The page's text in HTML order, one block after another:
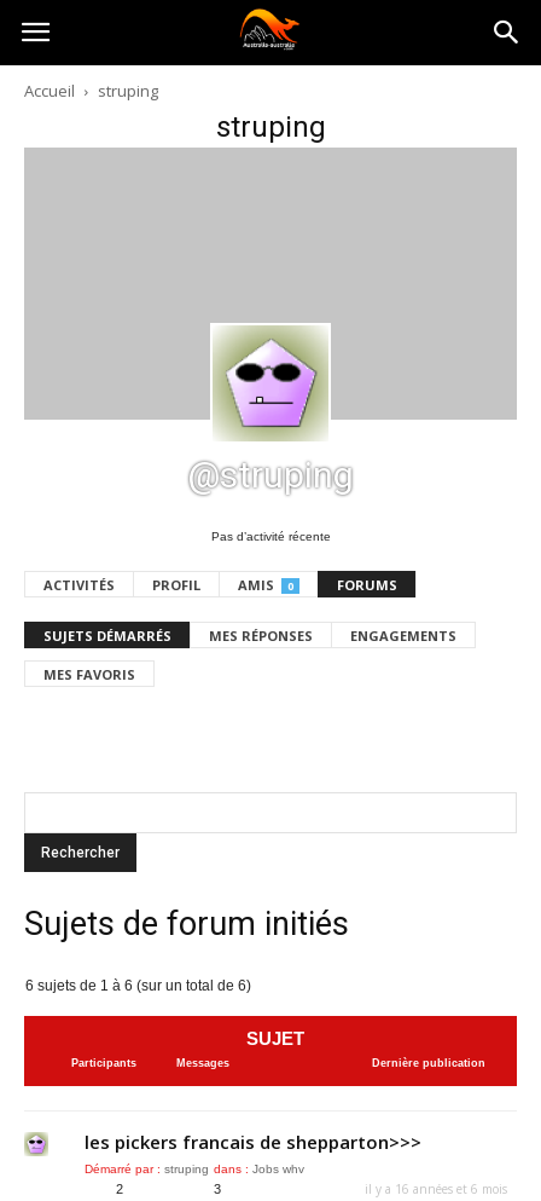
Australia-
australie.com
Accueil struping
struping
@struping
Pas d’activité récente
ACTIVITÉS PROFIL AMIS 0 FORUMS
SUJETS DÉMARRÉS MES RÉPONSES ENGAGEMENTS
MES FAVORIS
Sujets de forum initiés
6 sujets de 1 à 6 (sur un total de 6)
SUJET
Participants Messages Dernière publication
les pickers francais de shepparton>>>
Démarré par : struping dans : Jobs whv
2 3 il y a 16 années et 6 mois